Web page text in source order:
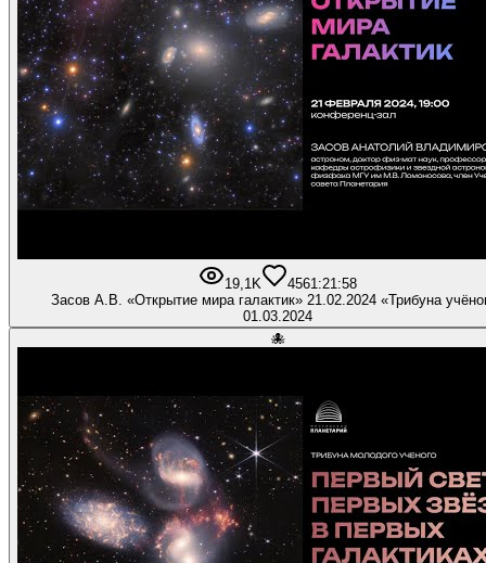
19,1K 4561:21:58
Засов А.В. «Открытие мира галактик» 21.02.2024 «Трибуна
01.03.2024
🐙